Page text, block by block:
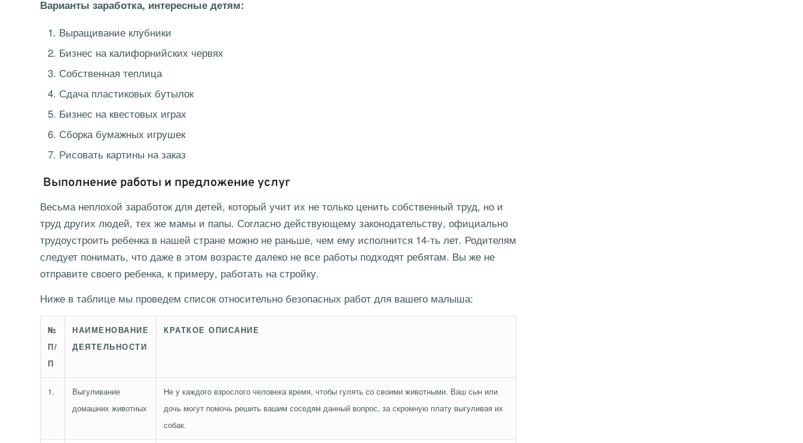
Варианты заработка, интересные детям:
Выращивание клубники
Бизнес на калифорнийских червях
Собственная теплица
Сдача пластиковых бутылок
Бизнес на квестовых играх
Сборка бумажных игрушек
Рисовать картины на заказ
Выполнение работы и предложение услуг
Весьма неплохой заработок для детей, который учит их не только ценить собственный труд, но и
труд других людей, тех же мамы и папы. Согласно действующему законодательству, официально
трудоустроить ребенка в нашей стране можно не раньше, чем ему исполнится 14-ть лет. Родителям
следует понимать, что даже в этом возрасте далеко не все работы подходят ребятам. Вы же не
отправите своего ребенка, к примеру, работать на стройку.
Ниже в таблице мы проведем список относительно безопасных работ для вашего малыша:
№
П/
П
НАИМЕНОВАНИЕ
ДЕЯТЕЛЬНОСТИ
КРАТКОЕ ОПИСАНИЕ
1.
Выгуливание
домашних животных
Не у каждого взрослого человека время, чтобы гулять со своими животными. Ваш сын или
дочь могут помочь решить вашим соседям данный вопрос, за скромную плату выгуливая их
собак.